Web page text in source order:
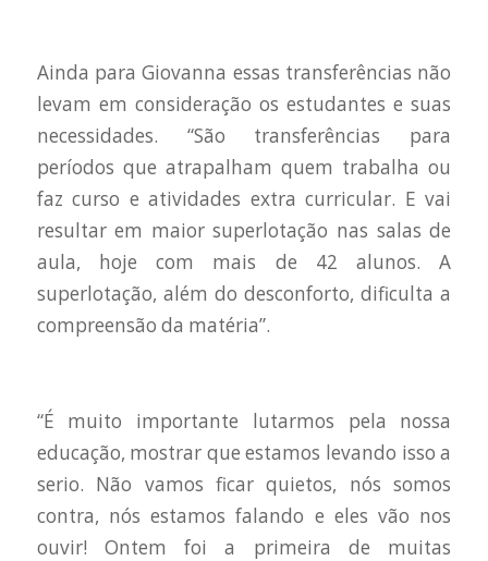
Ainda para Giovanna essas transferências não
levam em consideração os estudantes e suas
necessidades. “São transferências para
períodos que atrapalham quem trabalha ou
faz curso e atividades extra curricular. E vai
resultar em maior superlotação nas salas de
aula, hoje com mais de 42 alunos. A
superlotação, além do desconforto, dificulta a
compreensão da matéria”.
“É muito importante lutarmos pela nossa
educação, mostrar que estamos levando isso a
serio. Não vamos ficar quietos, nós somos
contra, nós estamos falando e eles vão nos
ouvir! Ontem foi a primeira de muitas